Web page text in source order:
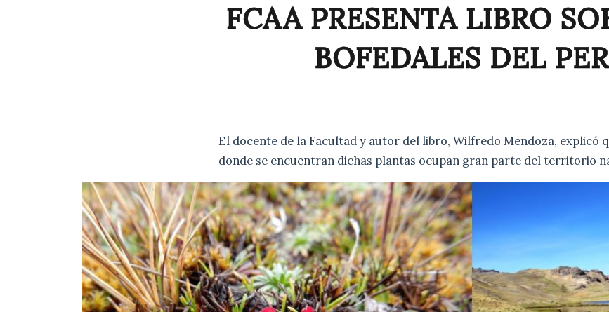
FCAA PRESENTA LIBRO
BOFEDALES DEL
El docente de la Facultad y autor del libro, Wilfredo Mendoza, explicó
donde se encuentran dichas plantas ocupan gran parte del territorio